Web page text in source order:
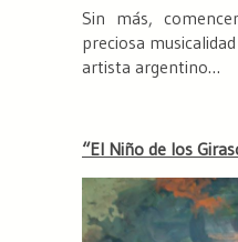
Sin más,
preciosa
artista argentino…
“El Niño de los